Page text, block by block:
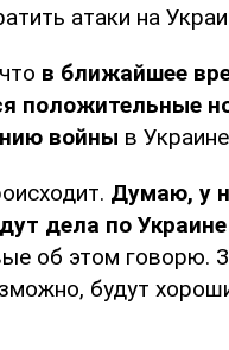
атаки на
в ближайшее
положительные
войны в
Думаю, у
дела по
об этом говорю.
будут